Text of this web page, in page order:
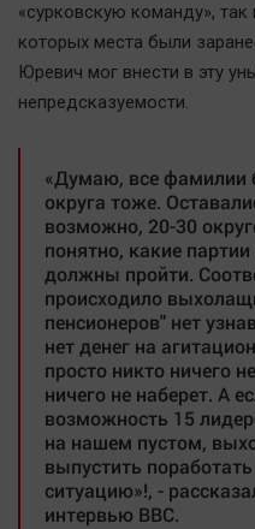
«сурковскую команду»,
которых места были
Юревич мог внести в эту
непредсказуемости.
«Думаю, все фамилии
округа тоже.
возможно, 20-30
понятно, какие
должны пройти.
происходило
пенсионеров" нет
нет денег на
просто никто ничего
ничего не наберет. А
возможность 15
на нашем пустом,
выпустить
ситуацию»!, -
интервью ВВС.